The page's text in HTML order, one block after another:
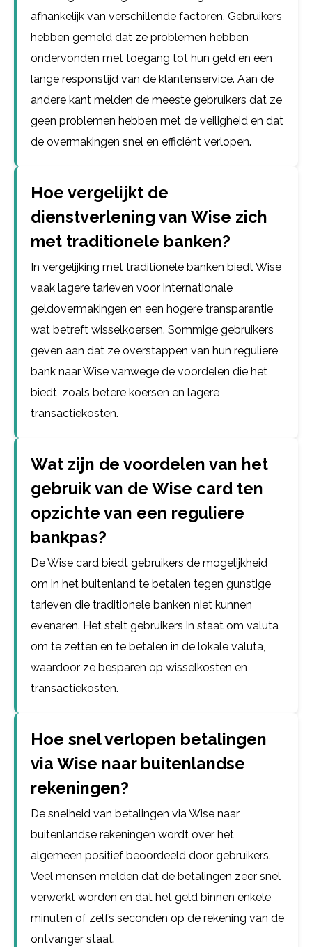
afhankelijk van verschillende factoren. Gebruikers
hebben gemeld dat ze problemen hebben
ondervonden met toegang tot hun geld en een
lange responstijd van de klantenservice. Aan de
andere kant melden de meeste gebruikers dat ze
geen problemen hebben met de veiligheid en dat
de overmakingen snel en efficiënt verlopen.
Hoe vergelijkt de
dienstverlening van Wise zich
met traditionele banken?
In vergelijking met traditionele banken biedt Wise
vaak lagere tarieven voor internationale
geldovermakingen en een hogere transparantie
wat betreft wisselkoersen. Sommige gebruikers
geven aan dat ze overstappen van hun reguliere
bank naar Wise vanwege de voordelen die het
biedt, zoals betere koersen en lagere
transactiekosten.
Wat zijn de voordelen van het
gebruik van de Wise card ten
opzichte van een reguliere
bankpas?
De Wise card biedt gebruikers de mogelijkheid
om in het buitenland te betalen tegen gunstige
tarieven die traditionele banken niet kunnen
evenaren. Het stelt gebruikers in staat om valuta
om te zetten en te betalen in de lokale valuta,
waardoor ze besparen op wisselkosten en
transactiekosten.
Hoe snel verlopen betalingen
via Wise naar buitenlandse
rekeningen?
De snelheid van betalingen via Wise naar
buitenlandse rekeningen wordt over het
algemeen positief beoordeeld door gebruikers.
Veel mensen melden dat de betalingen zeer snel
verwerkt worden en dat het geld binnen enkele
minuten of zelfs seconden op de rekening van de
ontvanger staat.